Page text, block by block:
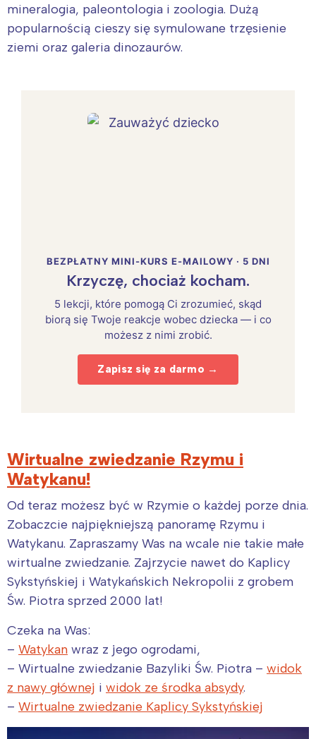
mineralogia, paleontologia i zoologia. Dużą
popularnością cieszy się symulowane trzęsienie
ziemi oraz galeria dinozaurów.
BEZPŁATNY MINI-KURS E-MAILOWY · 5 DNI
Krzyczę, chociaż kocham.
5 lekcji, które pomogą Ci zrozumieć, skąd
biorą się Twoje reakcje wobec dziecka — i co
możesz z nimi zrobić.
Zapisz się za darmo →
Wirtualne zwiedzanie Rzymu i
Watykanu!
Od teraz możesz być w Rzymie o każdej porze dnia.
Zobaczcie najpiękniejszą panoramę Rzymu i
Watykanu. Zapraszamy Was na wcale nie takie małe
wirtualne zwiedzanie. Zajrzycie nawet do Kaplicy
Sykstyńskiej i Watykańskich Nekropolii z grobem
Św. Piotra sprzed 2000 lat!
Czeka na Was:
– Watykan wraz z jego ogrodami,
– Wirtualne zwiedzanie Bazyliki Św. Piotra – widok
z nawy głównej i widok ze środka absydy.
– Wirtualne zwiedzanie Kaplicy Sykstyńskiej